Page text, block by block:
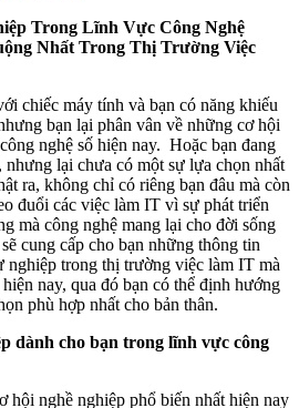
Trong Lĩnh Vực Công Nghệ
Nhất Trong Thị Trường Việc
chiếc máy tính và bạn có năng khiếu
bạn lại phân vân về những cơ hội
nghệ số hiện nay. Hoặc bạn đang
lại chưa có một sự lựa chọn nhất
ra, không chỉ có riêng bạn đâu mà còn
đuổi các việc làm IT vì sự phát triển
mà công nghệ mang lại cho đời sống
cung cấp cho bạn những thông tin
nghiệp trong thị trường việc làm IT mà
nay, qua đó bạn có thể định hướng
phù hợp nhất cho bản thân.
dành cho bạn trong lĩnh vực công
hội nghề nghiệp phổ biến nhất hiện nay